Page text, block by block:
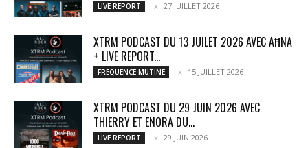
LIVE REPORT 27 JUILLET 2026
XTRM PODCAST DU 13 JUILET 2026 AVEC AĦNA
+ LIVE REPORT...
FREQUENCE MUTINE 15 JUILLET 2026
XTRM PODCAST DU 29 JUIN 2026 AVEC
THIERRY ET ENORA DU...
LIVE REPORT 29 JUIN 2026